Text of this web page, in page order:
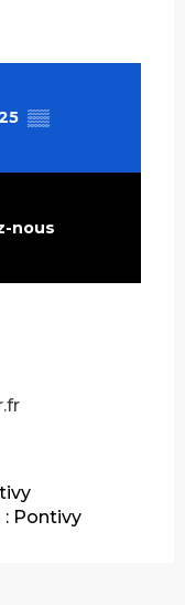
▒▒
nous
Pontivy